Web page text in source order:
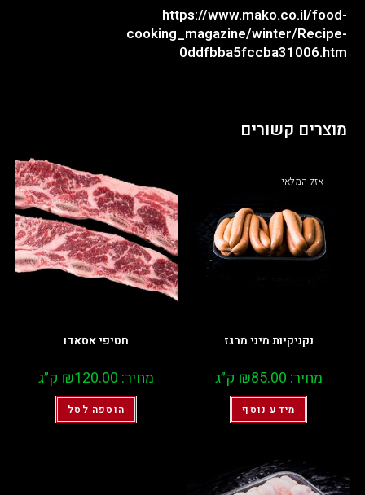
https://www.mako.co.il/food-
cooking_magazine/winter/Recipe-
0ddfbba5fccba31006.htm
מוצרים קשורים
אזל המלאי
נקניקיות מיני מרגז
מחיר: ₪85.00 ק״ג
מידע נוסף
חטיפי אסאדו
מחיר: ₪120.00 ק״ג
הוספה לסל